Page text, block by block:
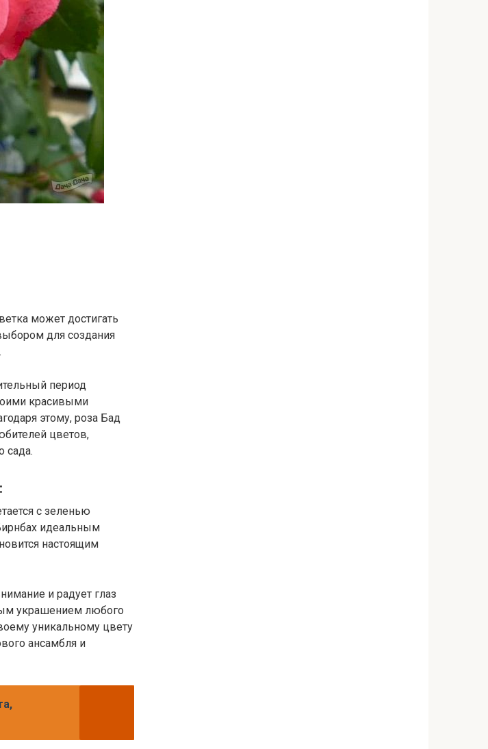
может достигать
для создания
период
красивыми
этому, роза Бад
цветов,
сада.
с зеленью
идеальным
настоящим
и радует глаз
украшением любого
уникальному цвету
ансамбля и